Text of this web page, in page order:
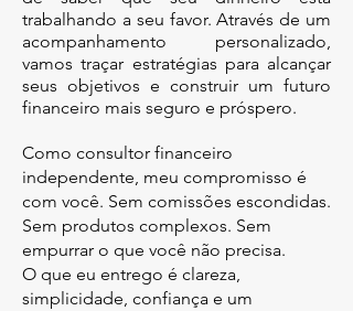
trabalhando a seu favor. Através de um
acompanhamento personalizado,
vamos traçar estratégias para alcançar
seus objetivos e construir um futuro
financeiro mais seguro e próspero.
Como consultor financeiro
independente, meu compromisso é
com você. Sem comissões escondidas.
Sem produtos complexos. Sem
empurrar o que você não precisa.
O que eu entrego é clareza,
simplicidade, confiança e um